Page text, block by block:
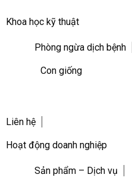
Khoa học kỹ thuật
Phòng ngừa dịch bệnh
Con giống
Liên hệ
Hoạt động doanh nghiệp
Sản phẩm – Dịch vụ